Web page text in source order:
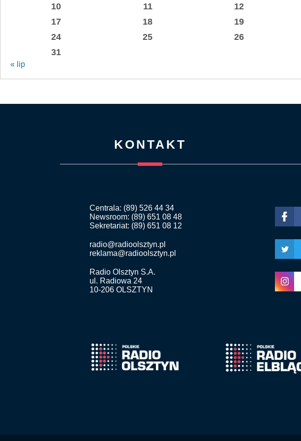
10
11 12
17
18 19
24
25 26
31
« lip
KONTAKT
Centrala: (89) 526 44 34
Newsroom: (89) 651 08 48
Sekretariat: (89) 651 08 12
radio@radioolsztyn.pl
reklama@radioolsztyn.pl
Radio Olsztyn S.A.
ul. Radiowa 24
10-206 OLSZTYN